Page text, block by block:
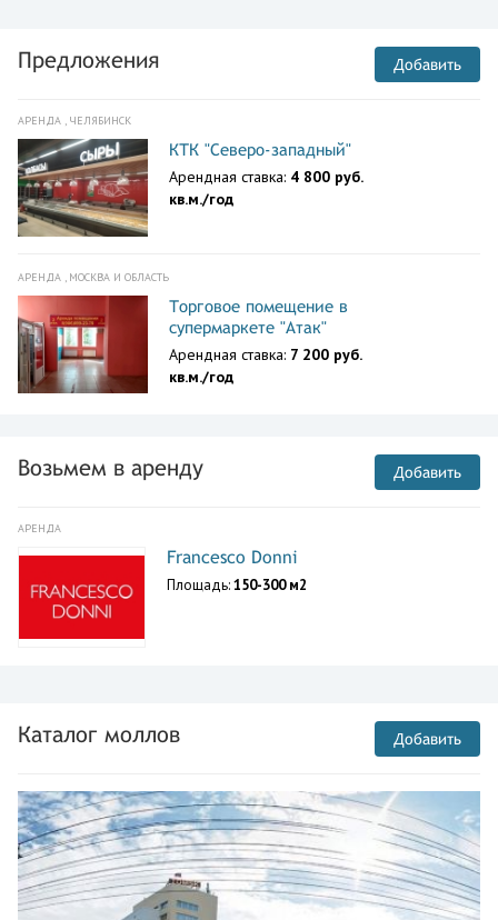
Предложения Добавить
АРЕНДА , ЧЕЛЯБИНСК
КТК "Северо-западный"
Арендная ставка: 4 800 руб.
кв.м./год
АРЕНДА , МОСКВА И ОБЛАСТЬ
Торговое помещение в
супермаркете "Атак"
Арендная ставка: 7 200 руб.
кв.м./год
Возьмем в аренду Добавить
АРЕНДА
Francesco Donni
Площадь:150-300 м2
Каталог моллов Добавить